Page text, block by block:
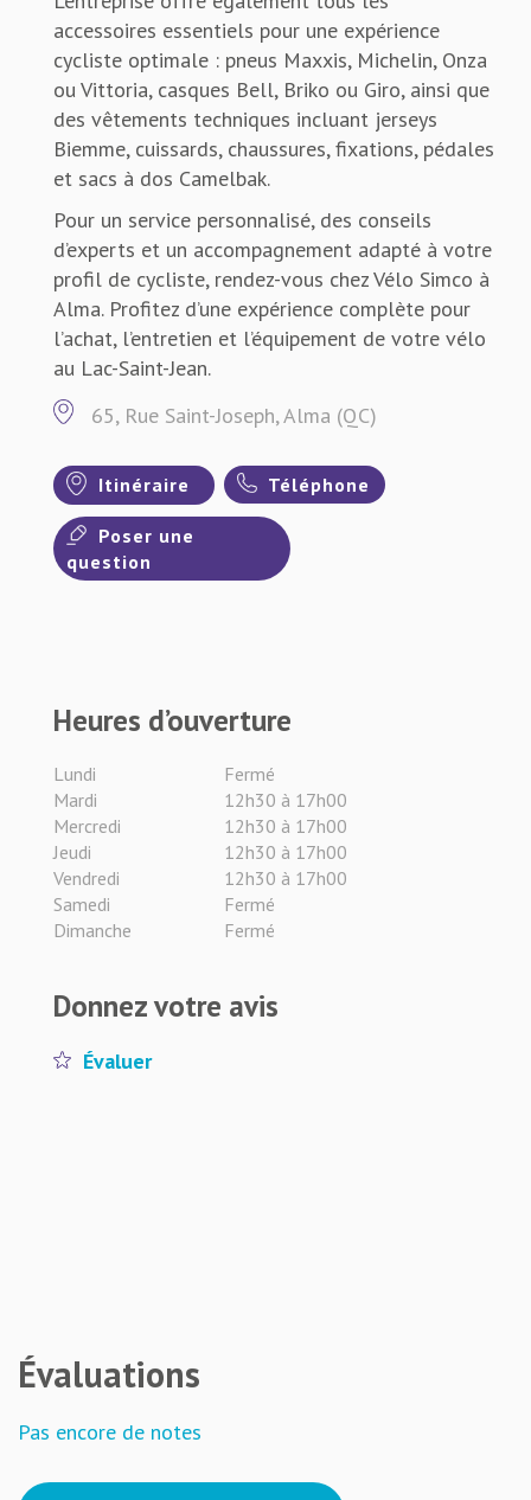
accessoires essentiels pour une expérience
cycliste optimale : pneus Maxxis, Michelin, Onza
ou Vittoria, casques Bell, Briko ou Giro, ainsi que
des vêtements techniques incluant jerseys
Biemme, cuissards, chaussures, fixations, pédales
et sacs à dos Camelbak.
Pour un service personnalisé, des conseils
d’experts et un accompagnement adapté à votre
profil de cycliste, rendez-vous chez Vélo Simco à
Alma. Profitez d’une expérience complète pour
l’achat, l’entretien et l’équipement de votre vélo
au Lac-Saint-Jean.
65, Rue Saint-Joseph, Alma (QC)
Itinéraire Téléphone
Poser une
question
Heures d’ouverture
Lundi
Fermé
Mardi
12h30 à 17h00
Mercredi
12h30 à 17h00
Jeudi
12h30 à 17h00
Vendredi
12h30 à 17h00
Samedi
Fermé
Dimanche
Fermé
Donnez votre avis
Évaluer
Évaluations
Pas encore de notes